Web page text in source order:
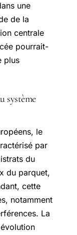
une
de la
centrale
pourrait-
plus
système
le
par
du
du parquet,
cette
notamment
La